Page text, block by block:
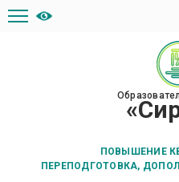
ПОВЫШЕНИЕ
ПЕРЕПОДГОТОВКА,